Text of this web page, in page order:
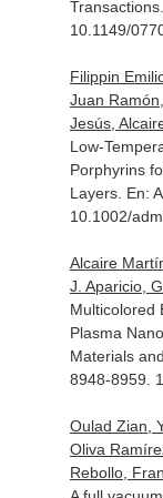
Transactions
10.1149/
Filippin
Juan
Jesús,
Low-
Porphyrins
Layers. En:
10.1002/
Alcaire
J. Aparicio,
Multicolored
Plasma
Materials
8948-8959.
Oulad Zian,
Oliva
Rebollo,